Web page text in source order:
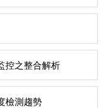
控之整合解析
檢測趨勢